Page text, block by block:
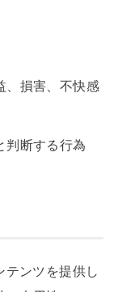
、損害、不快感
判断する行為
テンツを提供し